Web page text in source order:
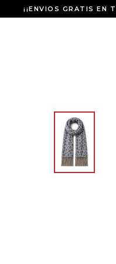
¡¡ENVIOS GRATIS EN